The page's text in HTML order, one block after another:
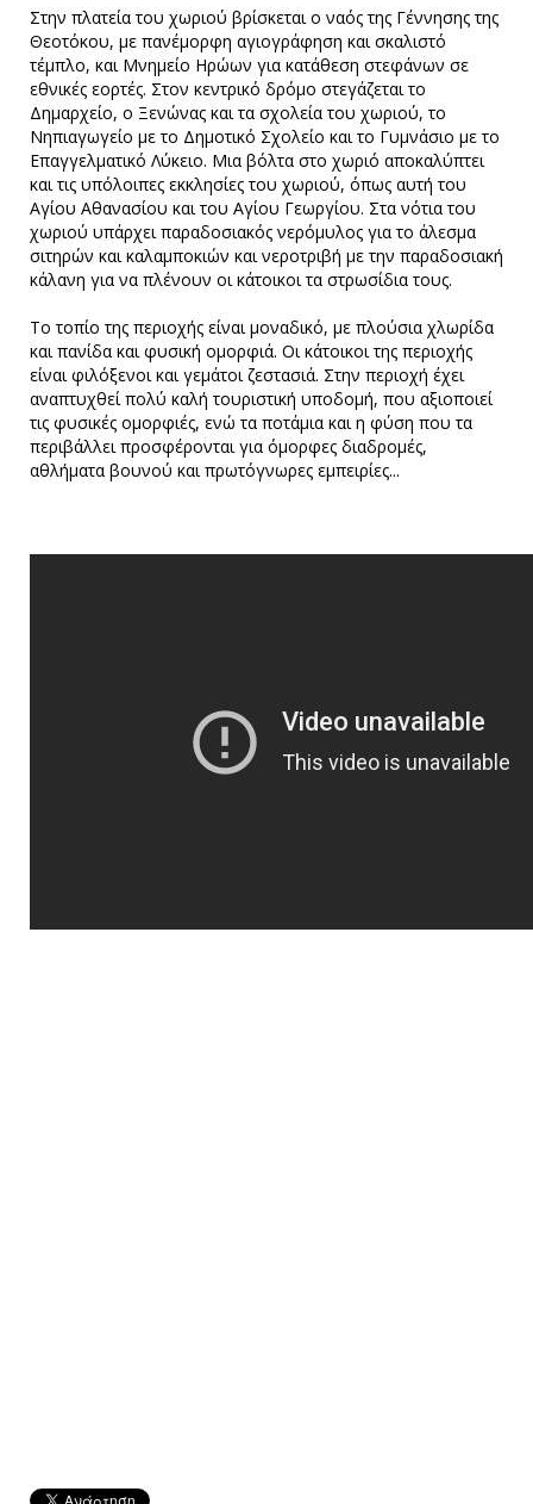
Στην πλατεία του χωριού βρίσκεται ο ναός της Γέννησης της
Θεοτόκου, με πανέμορφη αγιογράφηση και σκαλιστό
τέμπλο, και Μνημείο Ηρώων για κατάθεση στεφάνων σε
εθνικές εορτές. Στον κεντρικό δρόμο στεγάζεται το
Δημαρχείο, ο Ξενώνας και τα σχολεία του χωριού, το
Νηπιαγωγείο με το Δημοτικό Σχολείο και το Γυμνάσιο με το
Επαγγελματικό Λύκειο. Μια βόλτα στο χωριό αποκαλύπτει
και τις υπόλοιπες εκκλησίες του χωριού, όπως αυτή του
Αγίου Αθανασίου και του Αγίου Γεωργίου. Στα νότια του
χωριού υπάρχει παραδοσιακός νερόμυλος για το άλεσμα
σιτηρών και καλαμποκιών και νεροτριβή με την παραδοσιακή
κάλανη για να πλένουν οι κάτοικοι τα στρωσίδια τους.
Το τοπίο της περιοχής είναι μοναδικό, με πλούσια χλωρίδα
και πανίδα και φυσική ομορφιά. Οι κάτοικοι της περιοχής
είναι φιλόξενοι και γεμάτοι ζεστασιά. Στην περιοχή έχει
αναπτυχθεί πολύ καλή τουριστική υποδομή, που αξιοποιεί
τις φυσικές ομορφιές, ενώ τα ποτάμια και η φύση που τα
περιβάλλει προσφέρονται για όμορφες διαδρομές,
αθλήματα βουνού και πρωτόγνωρες εμπειρίες...